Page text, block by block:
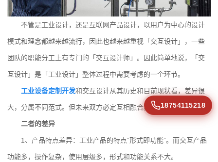
不管是工业设计，还是互联网产品设计，以用户为中心的设计
模式和理念都越来越流行，因此也越来越重视「交互设计」，一些
团队的职能分工上有专门的「交互设计师」。因此简单地说，「交
互设计」是「工业设计」整体过程中需要考虑的一个环节。
工业设备定制开发和交互设计从其历史和目前现状看，差异很
大，分属不同范式。但未来双方必定互相融合。
二者的差异
1、产品特点差异：工业产品的特点“形式即功能”。而交互产品
功能多，操作复杂，使用层级多，形式和功能关系不大。
18754115218